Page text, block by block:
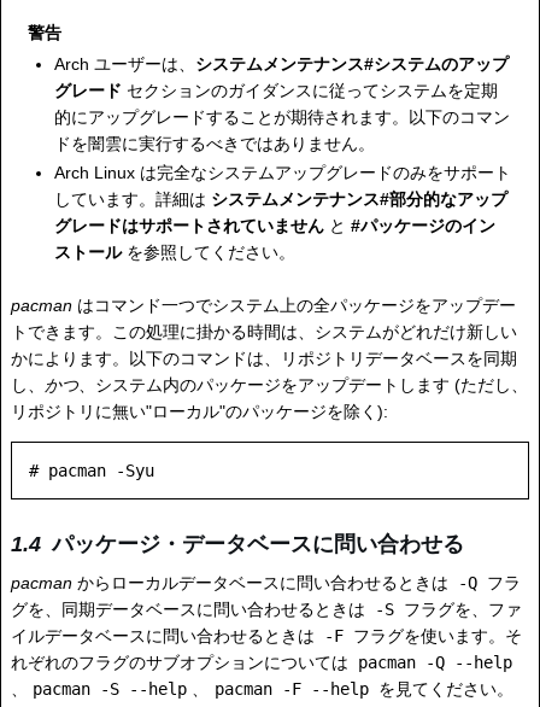
警告
Arch ユーザーは、 システムメンテナンス#システムのアップ
グレード セクションのガイダンスに従ってシステムを定期
的にアップグレードすることが期待されます。以下のコマン
ドを闇雲に実行するべきではありません。
Arch Linux は完全なシステムアップグレードのみをサポート
しています。詳細は システムメンテナンス#部分的なアップ
グレードはサポートされていません と#パッケージのイン
ストールを参照してください。
pacman はコマンド一つでシステム上の全パッケージをアップデー
トできます。この処理に掛かる時間は、システムがどれだけ新しい
かによります。以下のコマンドは、リポジトリデータベースを同期
し、 かつ、システム内のパッケージをアップデートします (ただし、
リポジトリに無い"ローカル"のパッケージを除く):
パッケージ・データベースに問い合わせる
pacman からローカルデータベースに問い合わせるときは -Q フラ
グを、同期データベースに問い合わせるときは
-S フラグを、ファ
イルデータベースに問い合わせるときは
-F フラグを使います。そ
れぞれのフラグのサブオプションについては
pacman -Q --help
pacman -S --help pacman -F --help を見てください。